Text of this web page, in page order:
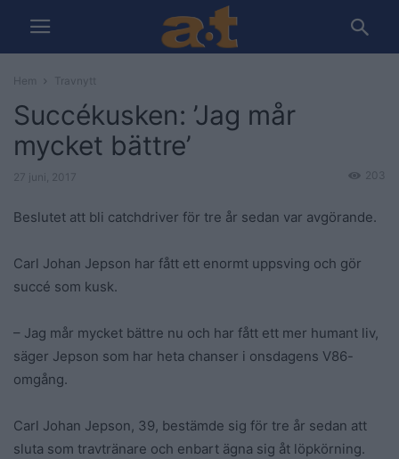
Hem Travnytt
Succékusken: ’Jag mår
mycket bättre’
27 juni, 2017 203
Beslutet att bli catchdriver för tre år sedan var avgörande.
Carl Johan Jepson har fått ett enormt uppsving och gör
succé som kusk.
– Jag mår mycket bättre nu och har fått ett mer humant liv,
säger Jepson som har heta chanser i onsdagens V86-
omgång.
Carl Johan Jepson, 39, bestämde sig för tre år sedan att
sluta som travtränare och enbart ägna sig åt löpkörning.